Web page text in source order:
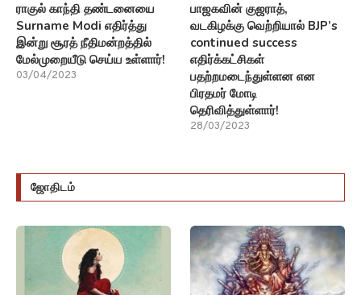
ராகுல் காந்தி தண்டனையை
Surname Modi எதிர்த்து
இன்று சூரத் நீதிமன்றத்தில்
மேல்முறையீடு செய்ய உள்ளார்!
03/04/2023
பாஜகவின் குஜராத்,
வடகிழக்கு வெற்றியால் BJP’s
continued success
எதிர்க்கட்சிகள்
பதற்றமடைந்துள்ளன என
பிரதமர் மோடி
தெரிவித்துள்ளார்!
28/03/2023
ஜோதிடம்